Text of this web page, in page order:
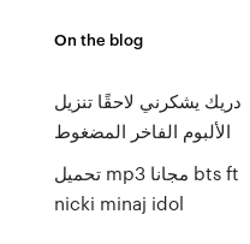
On the blog
دريك يشكرني لاحقًا تنزيل
الألبوم الفاخر المضغوط
تحميل mp3 مجانا bts ft
nicki minaj idol